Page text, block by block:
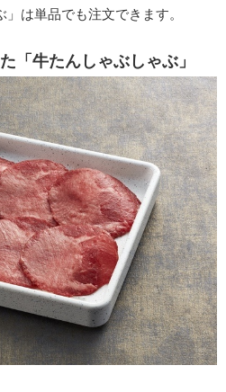
は単品でも注文できます。
「牛たんしゃぶしゃぶ」